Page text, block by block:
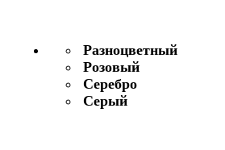
Разноцветный
Розовый
Серебро
Серый